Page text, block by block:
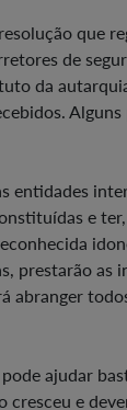
que
de
da
entidades
e
prestarão as
ajudar
e